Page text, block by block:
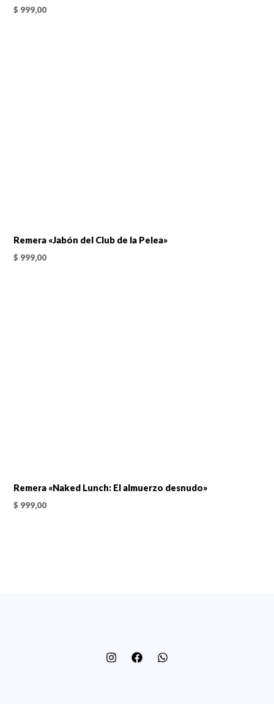
$ 999,00
Remera «Jabón del Club de la Pelea»
$ 999,00
Remera «Naked Lunch: El almuerzo desnudo»
$ 999,00